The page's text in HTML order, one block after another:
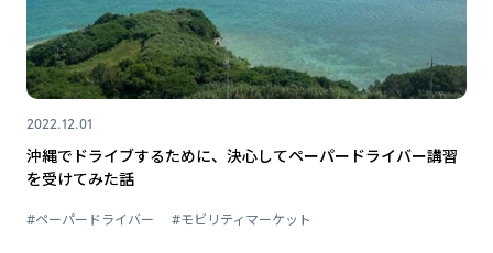
2022.12.01
沖縄でドライブするために、決心してペーパードライバー講習
を受けてみた話
#ペーパードライバー #モビリティマーケット